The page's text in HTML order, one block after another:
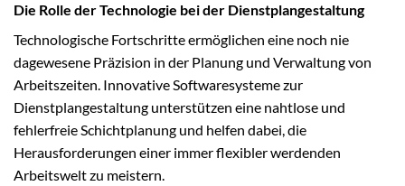
Die Rolle der Technologie bei der Dienstplangestaltung
Technologische Fortschritte ermöglichen eine noch nie
dagewesene Präzision in der Planung und Verwaltung von
Arbeitszeiten. Innovative Softwaresysteme zur
Dienstplangestaltung unterstützen eine nahtlose und
fehlerfreie Schichtplanung und helfen dabei, die
Herausforderungen einer immer flexibler werdenden
Arbeitswelt zu meistern.